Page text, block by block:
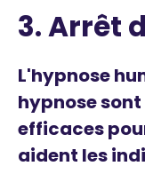
3. Arrêt
L'hypnose
hypnose
efficaces
aident les